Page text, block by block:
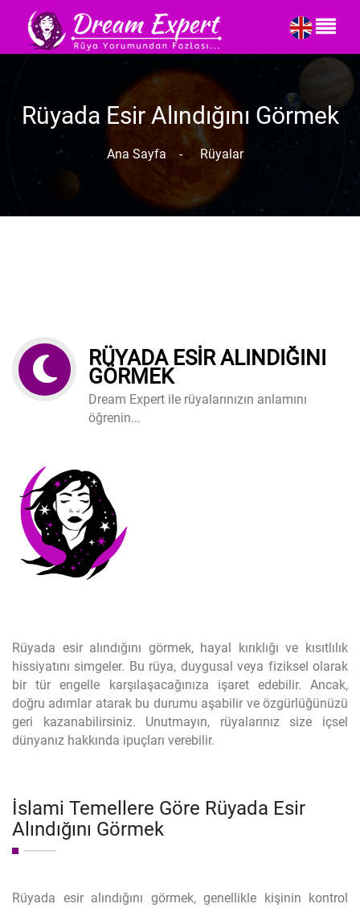
Rüyada Esir Alındığını Görmek
Ana Sayfa - Rüyalar
RÜYADA ESIR ALINDIĞINI
GÖRMEK
Dream Expert ile rüyalarınızın anlamını
öğrenin...
Rüyada esir alındığını görmek, hayal kırıklığı ve kısıtlılık
hissiyatını simgeler. Bu rüya, duygusal veya fiziksel olarak
bir tür engelle karşılaşacağınıza işaret edebilir. Ancak,
doğru adımlar atarak bu durumu aşabilir ve özgürlüğünüzü
geri kazanabilirsiniz. Unutmayın, rüyalarınız size içsel
dünyanız hakkında ipuçları verebilir.
İslami Temellere Göre Rüyada Esir
Alındığını Görmek
Rüyada esir alındığını görmek, genellikle kişinin kontrol